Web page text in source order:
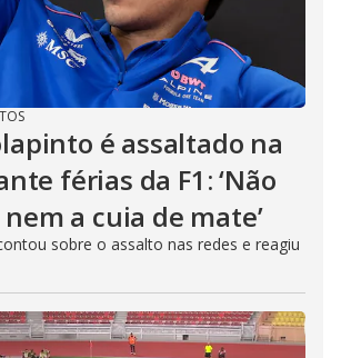
é assaltado na
férias da F1: ‘Não
a cuia de mate’
sobre o assalto nas redes e reagiu